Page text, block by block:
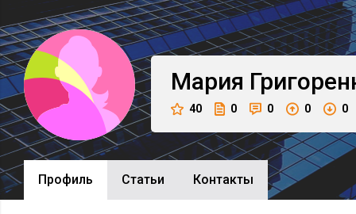
Мария
40 0 0 0 0
Профиль Cтатьи Контакты